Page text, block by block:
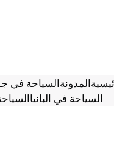
المدونةالسياحة في
السياحة في البانيا